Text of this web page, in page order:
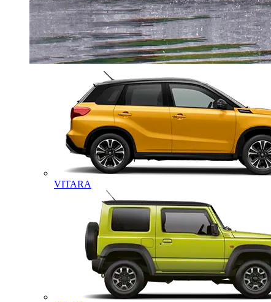
VITARA